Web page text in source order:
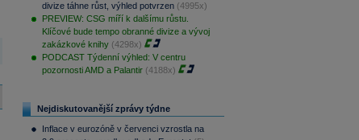
divize táhne růst, výhled potvrzen (4995x)
PREVIEW: CSG míří k dalšímu růstu.
Klíčové bude tempo obranné divize a vývoj
zakázkové knihy (4298x)
PODCAST Týdenní výhled: V centru
pozornosti AMD a Palantir (4188x)
Nejdiskutovanější zprávy týdne
Inflace v eurozóně v červenci vzrostla na